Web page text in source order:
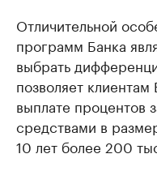
Отличительной
программ Банка
выбрать
позволяет
выплате процентов
средствами в
10 лет более 200